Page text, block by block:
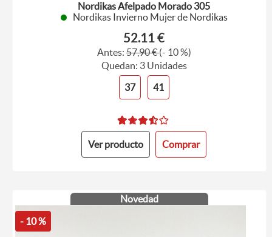
Nordikas Afelpado Morado 305
Nordikas Invierno Mujer de Nordikas
52.11 €
Antes:57,90 €(- 10 %)
Quedan: 3 Unidades
37
41
Ver producto Comprar
Novedad
- 10 %